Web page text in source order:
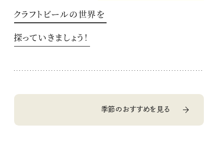
クラフトビールの世界を
探っていきましょう！
季節のおすすめを見る